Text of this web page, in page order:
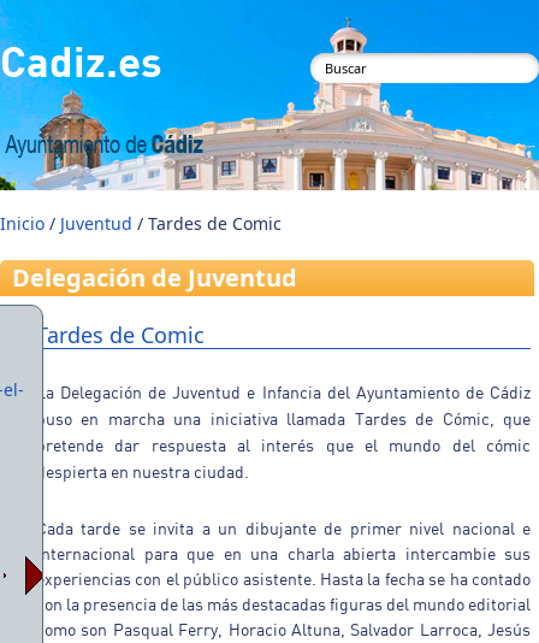
Pasar al contenido principal
Cadiz.es
Formulario de
búsqueda
Inicio / Juventud / Tardes de Comic
Delegación de Juventud
Tardes de Comic
La Delegación de Juventud e Infancia del Ayuntamiento de Cádiz
puso en marcha una iniciativa llamada Tardes de Cómic, que
pretende dar respuesta al interés que el mundo del cómic
despierta en nuestra ciudad.
Cada tarde se invita a un dibujante de primer nivel nacional e
internacional para que en una charla abierta intercambie sus
experiencias con el público asistente. Hasta la fecha se ha contado
con la presencia de las más destacadas figuras del mundo editorial
como son Pasqual Ferry, Horacio Altuna, Salvador Larroca, Jesús